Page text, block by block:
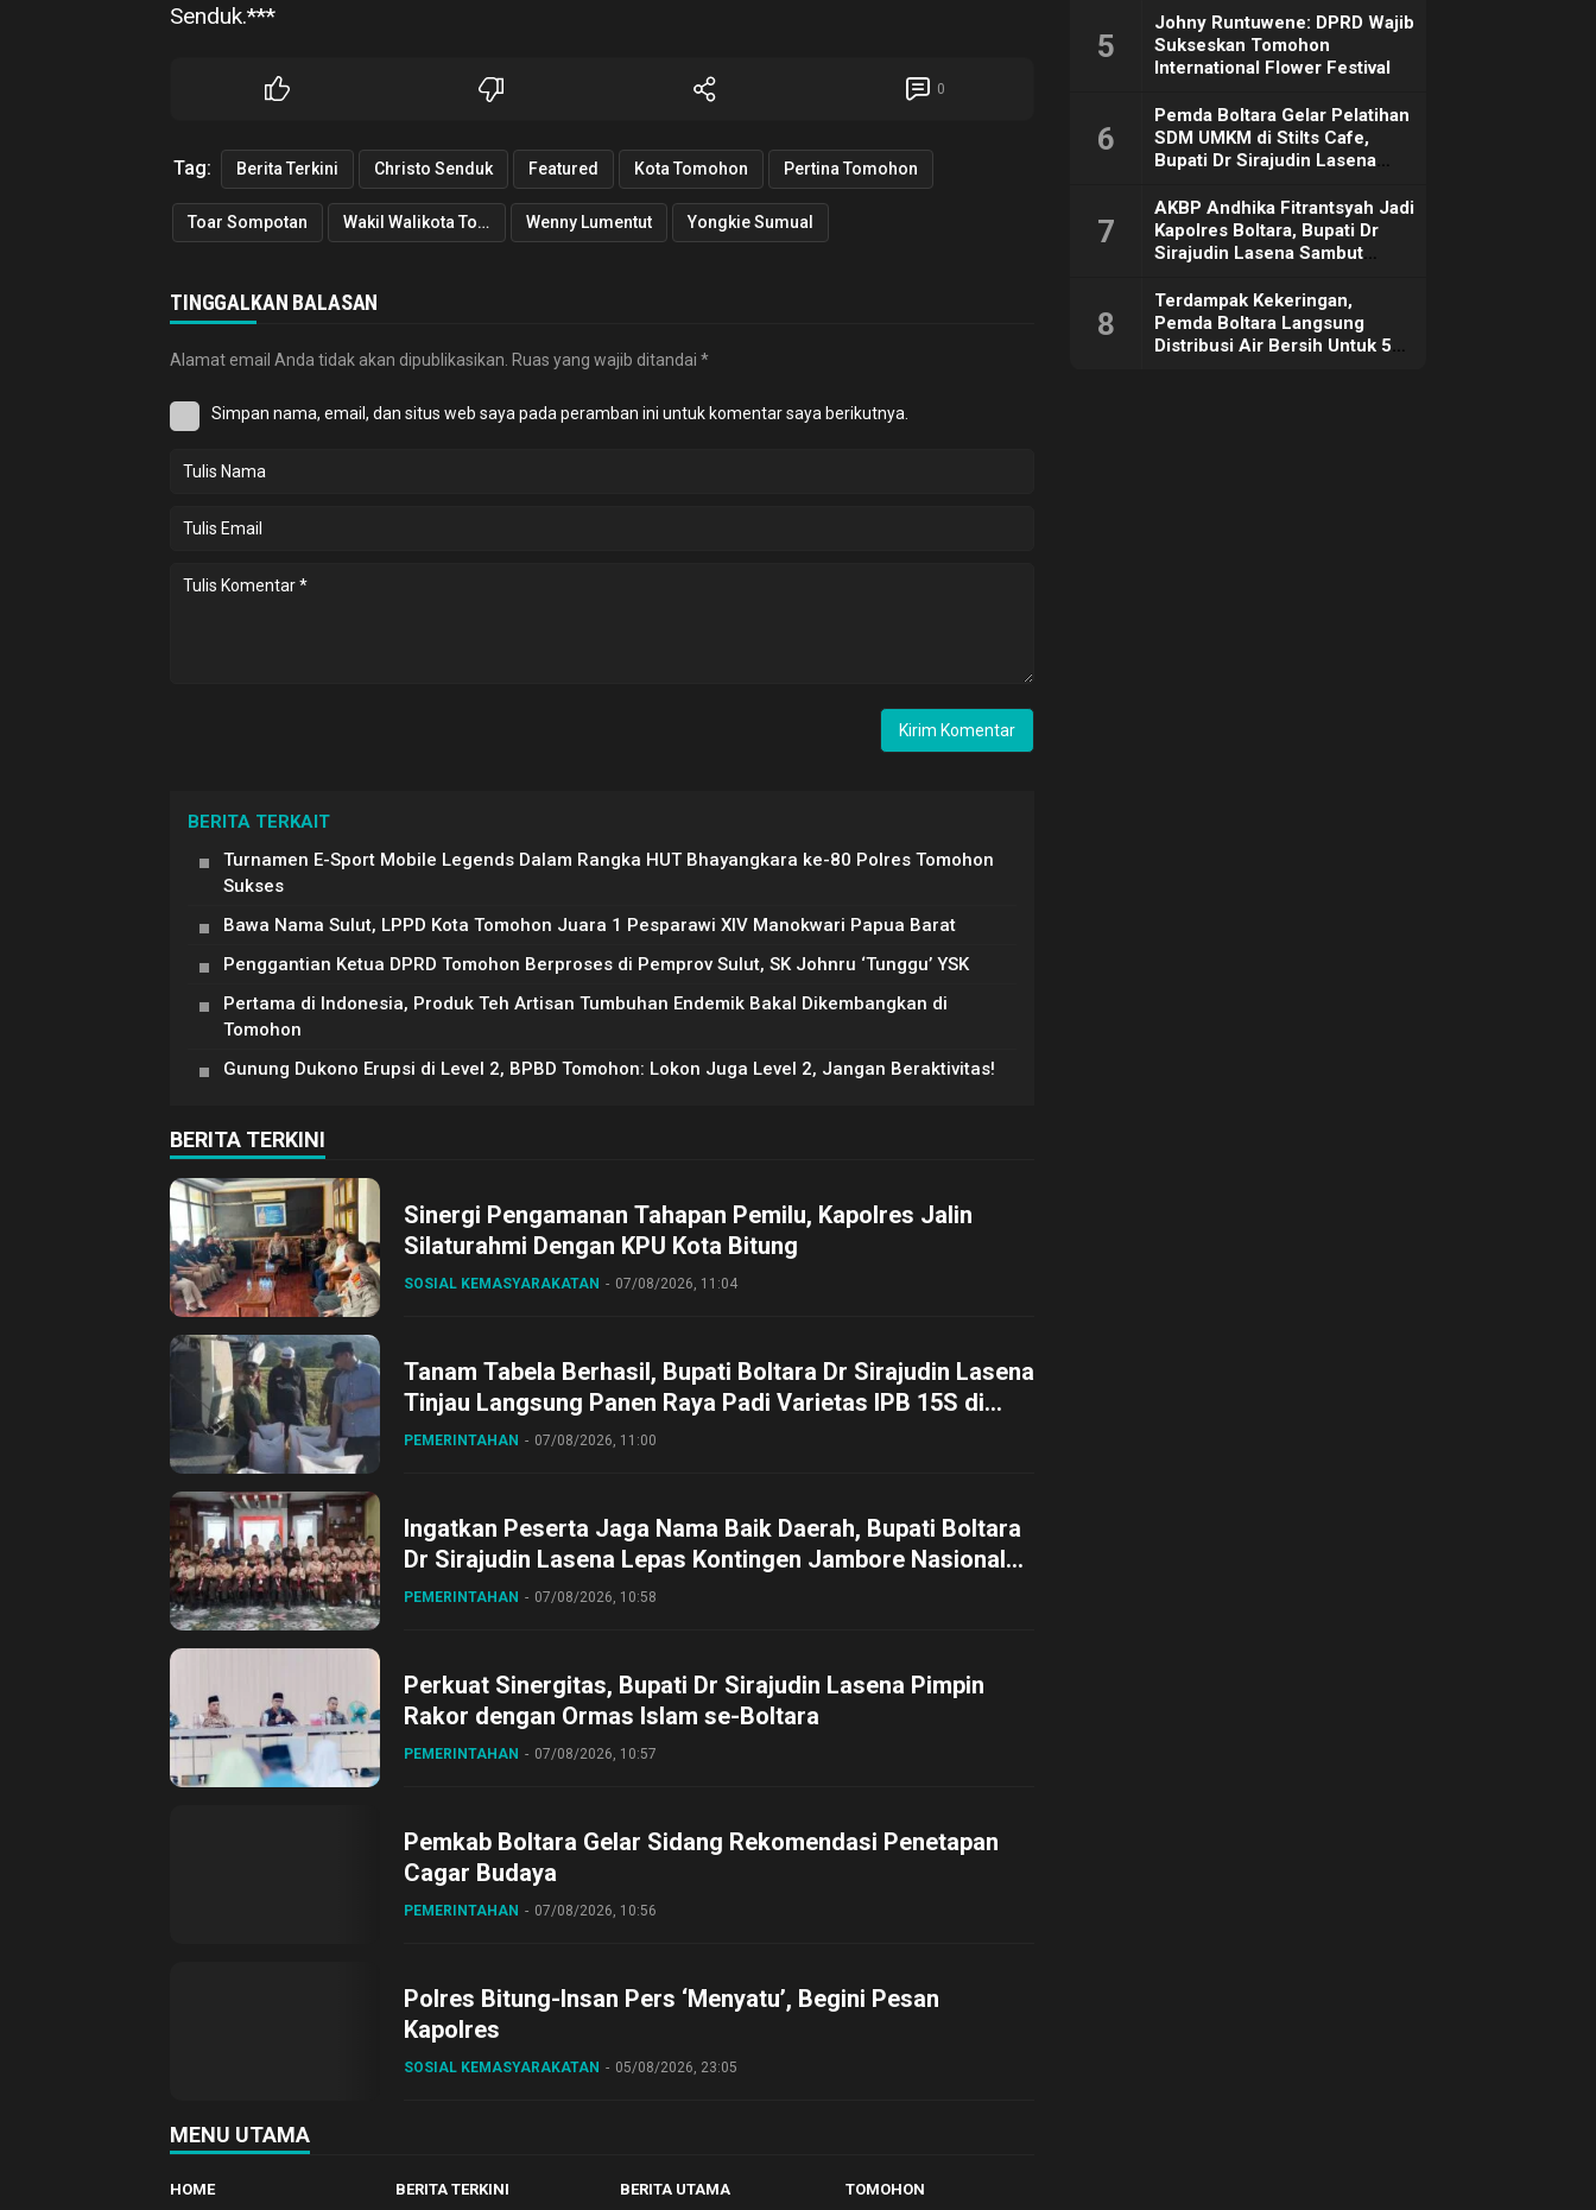
Senduk.***
0
Tag: Berita Terkini Christo Senduk Featured Kota Tomohon Pertina Tomohon
Toar Sompotan Wakil Walikota Tomohon Wenny Lumentut Yongkie Sumual
TINGGALKAN BALASAN
Alamat email Anda tidak akan dipublikasikan. Ruas yang wajib ditandai *
Simpan nama, email, dan situs web saya pada peramban ini untuk komentar saya berikutnya.
BERITA TERKAIT
Turnamen E-Sport Mobile Legends Dalam Rangka HUT Bhayangkara ke-80 Polres Tomohon
Sukses
Bawa Nama Sulut, LPPD Kota Tomohon Juara 1 Pesparawi XIV Manokwari Papua Barat
Penggantian Ketua DPRD Tomohon Berproses di Pemprov Sulut, SK Johnru ‘Tunggu’ YSK
Pertama di Indonesia, Produk Teh Artisan Tumbuhan Endemik Bakal Dikembangkan di
Tomohon
Gunung Dukono Erupsi di Level 2, BPBD Tomohon: Lokon Juga Level 2, Jangan Beraktivitas!
BERITA TERKINI
Sinergi Pengamanan Tahapan Pemilu, Kapolres Jalin
Silaturahmi Dengan KPU Kota Bitung
SOSIAL KEMASYARAKATAN 07/08/2026, 11:04
Tanam Tabela Berhasil, Bupati Boltara Dr Sirajudin Lasena
Tinjau Langsung Panen Raya Padi Varietas IPB 15S di
Desa Gihang
PEMERINTAHAN 07/08/2026, 11:00
Ingatkan Peserta Jaga Nama Baik Daerah, Bupati Boltara
Dr Sirajudin Lasena Lepas Kontingen Jambore Nasional
ke XII di Buperta Cibubur
PEMERINTAHAN 07/08/2026, 10:58
Perkuat Sinergitas, Bupati Dr Sirajudin Lasena Pimpin
Rakor dengan Ormas Islam se-Boltara
PEMERINTAHAN 07/08/2026, 10:57
Pemkab Boltara Gelar Sidang Rekomendasi Penetapan
Cagar Budaya
PEMERINTAHAN 07/08/2026, 10:56
Polres Bitung-Insan Pers ‘Menyatu’, Begini Pesan
Kapolres
SOSIAL KEMASYARAKATAN 05/08/2026, 23:05
MENU UTAMA
HOME BERITA TERKINI BERITA UTAMA TOMOHON
5
Johny Runtuwene: DPRD Wajib
Sukseskan Tomohon
International Flower Festival
6
Pemda Boltara Gelar Pelatihan
SDM UMKM di Stilts Cafe,
Bupati Dr Sirajudin Lasena
Dorong Ekonomi Daerah
7
AKBP Andhika Fitrantsyah Jadi
Kapolres Boltara, Bupati Dr
Sirajudin Lasena Sambut
8
Terdampak Kekeringan,
Pemda Boltara Langsung
Distribusi Air Bersih Untuk 50